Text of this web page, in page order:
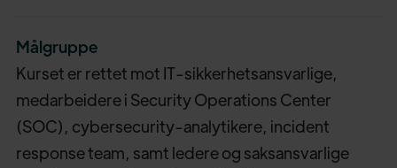
Målgruppe
Kurset er rettet mot IT-sikkerhetsansvarlige,
medarbeidere i Security Operations Center
(SOC), cybersecurity-analytikere, incident
response team, samt ledere og saksansvarlige